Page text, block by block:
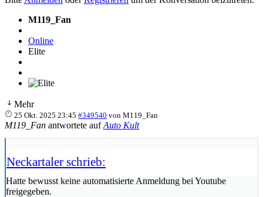
M119_Fan
Online
Elite
Mehr
25 Okt. 2025 23:45 #349540 vonM119_Fan
M119_Fan antwortete aufAuto Kult
Neckartaler schrieb:
Hatte bewusst keine automatisierte Anmeldung bei Youtube
freigegeben.